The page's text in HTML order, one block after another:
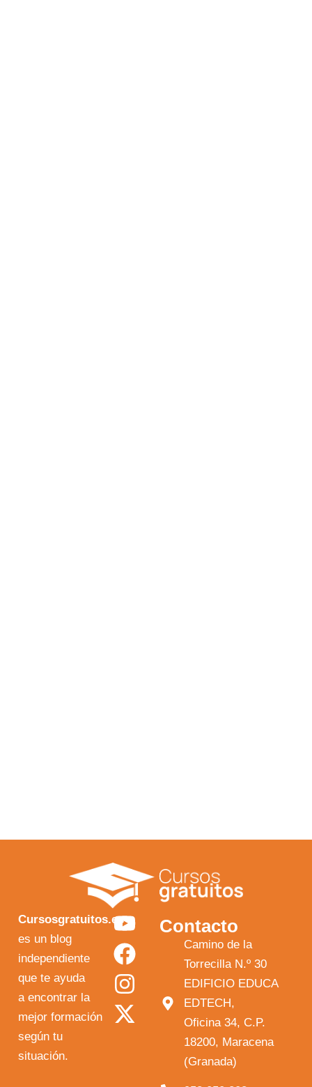
Cursosgratuitos.es
es un blog
independiente
que te ayuda
a encontrar la
mejor formación
según tu
situación.
Y
o
u
t
u
F
a
c
e
b
I
n
s
t
a
X
-
t
w
i
Contacto
Camino de la
Torrecilla N.º 30
EDIFICIO EDUCA
EDTECH,
Oficina 34, C.P.
18200, Maracena
(Granada)